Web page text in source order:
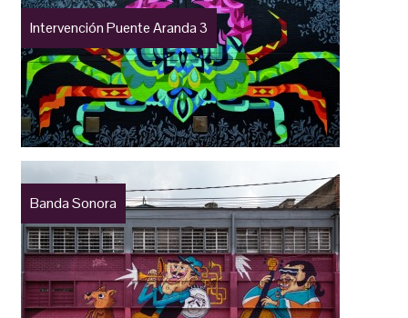
Intervención Puente Aranda 3
Banda Sonora